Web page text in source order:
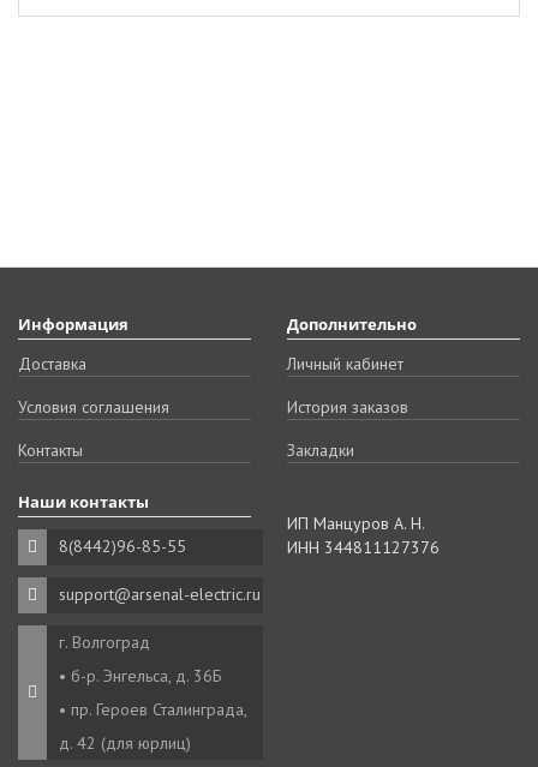
Информация
Доставка
Условия соглашения
Контакты
Дополнительно
Личный кабинет
История заказов
Закладки
Наши контакты
8(8442)96-85-55
support@arsenal-electric.ru
г. Волгоград
• б-р. Энгельса, д. 36Б
• пр. Героев Сталинграда,
д. 42 (для юрлиц)
ИП Манцуров А. Н.
ИНН 344811127376